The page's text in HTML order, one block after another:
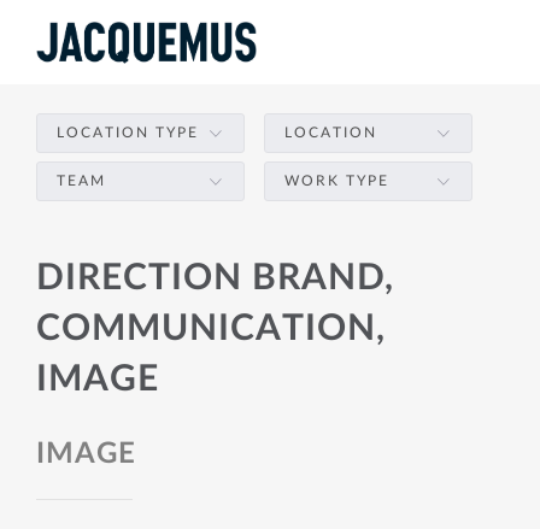
LOCATION TYPE LOCATION
TEAM WORK TYPE
DIRECTION BRAND,
COMMUNICATION,
IMAGE
IMAGE